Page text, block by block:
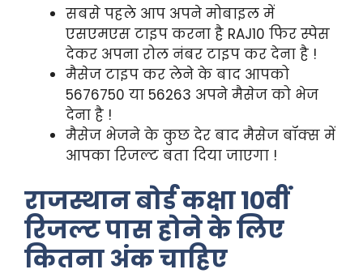
सबसे पहले आप अपने मोबाइल में
एसएमएस टाइप करना है RAJ10 फिर स्पेस
देकर अपना रोल नंबर टाइप कर देना है !
मैसेज टाइप कर लेने के बाद आपको
5676750 या 56263 अपने मैसेज को भेज
देना है !
मैसेज भेजने के कुछ देर बाद मैसेज बॉक्स में
आपका रिजल्ट बता दिया जाएगा !
राजस्थान बोर्ड कक्षा 10वीं
रिजल्ट पास होने के लिए
कितना अंक चाहिए